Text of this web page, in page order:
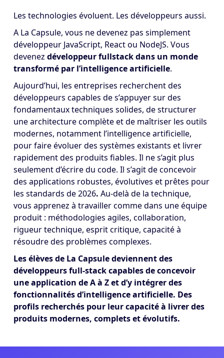
Les technologies évoluent. Les développeurs aussi.
A La Capsule, vous ne devenez pas simplement
développeur JavaScript, React ou NodeJS. Vous
devenez développeur fullstack dans un monde
transformé par l’intelligence artificielle.
Aujourd’hui, les entreprises recherchent des
développeurs capables de s’appuyer sur des
fondamentaux techniques solides, de structurer
une architecture complète et de maîtriser les outils
modernes, notamment l’intelligence artificielle,
pour faire évoluer des systèmes existants et livrer
rapidement des produits fiables. Il ne s’agit plus
seulement d’écrire du code. Il s’agit de concevoir
des applications robustes, évolutives et prêtes pour
les standards de 2026. Au-delà de la technique,
vous apprenez à travailler comme dans une équipe
produit : méthodologies agiles, collaboration,
rigueur technique, esprit critique, capacité à
résoudre des problèmes complexes.
Les élèves de La Capsule deviennent des
développeurs full-stack capables de concevoir
une application de A à Z et d’y intégrer des
fonctionnalités d’intelligence artificielle. Des
profils recherchés pour leur capacité à livrer des
produits modernes, complets et évolutifs.